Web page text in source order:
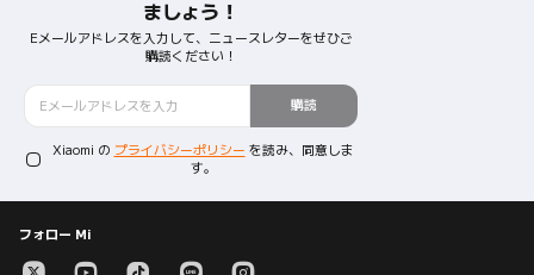
ましょう！
Eメールアドレスを入力して、ニュースレターをぜひご
購読ください！
購読
Xiaomi の プライバシーポリシー を読み、同意しま
す。
フォロー Mi